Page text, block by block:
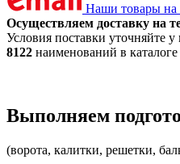
Наши товары на
Осуществляем доставку на
Условия поставки уточняйте у
8122 наименований в каталоге
Выполняем
(ворота, калитки, решетки,